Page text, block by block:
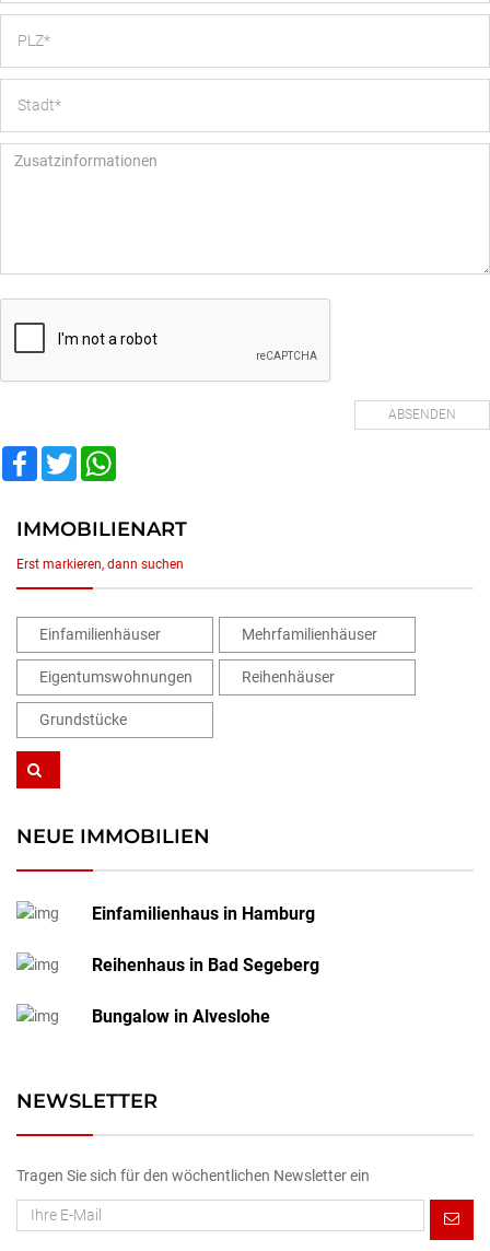
Facebook
Twitter
IMMOBILIENART
Erst markieren, dann suchen
Einfamilienhäuser Mehrfamilienhäuser
Eigentumswohnungen Reihenhäuser
Grundstücke
NEUE IMMOBILIEN
Einfamilienhaus in Hamburg
Reihenhaus in Bad Segeberg
Bungalow in Alveslohe
NEWSLETTER
Tragen Sie sich für den wöchentlichen Newsletter ein